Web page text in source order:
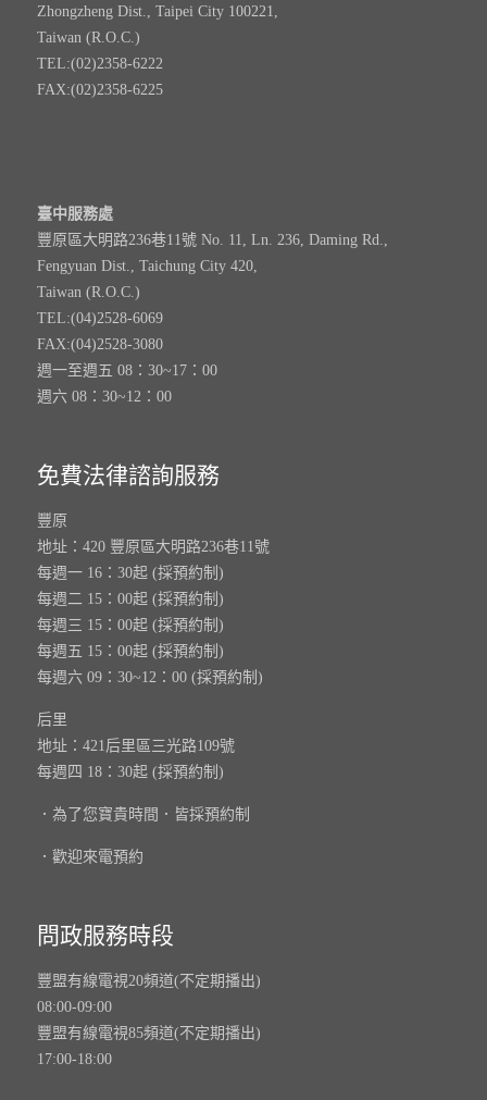
Zhongzheng Dist., Taipei City 100221,
Taiwan (R.O.C.)
TEL:(02)2358-6222
FAX:(02)2358-6225
臺中服務處
豐原區大明路236巷11號 No. 11, Ln. 236, Daming Rd.,
Fengyuan Dist., Taichung City 420,
Taiwan (R.O.C.)
TEL:(04)2528-6069
FAX:(04)2528-3080
週一至週五 08：30~17：00
週六 08：30~12：00
免費法律諮詢服務
豐原
地址：420 豐原區大明路236巷11號
每週一 16：30起 (採預約制)
每週二 15：00起 (採預約制)
每週三 15：00起 (採預約制)
每週五 15：00起 (採預約制)
每週六 09：30~12：00 (採預約制)
后里
地址：421后里區三光路109號
每週四 18：30起 (採預約制)
．為了您寶貴時間．皆採預約制
．歡迎來電預約
問政服務時段
豐盟有線電視20頻道(不定期播出)
08:00-09:00
豐盟有線電視85頻道(不定期播出)
17:00-18:00